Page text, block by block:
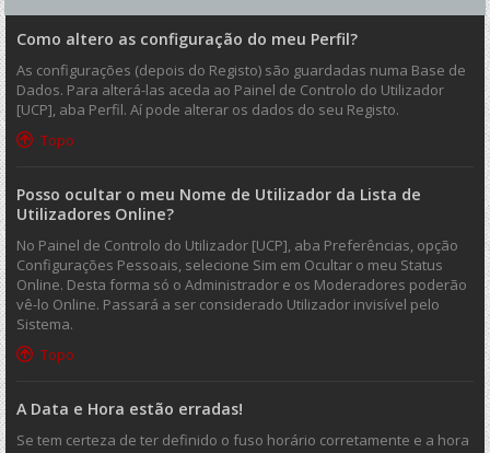
Como altero as configuração do meu Perfil?
As configurações (depois do Registo) são guardadas numa Base de
Dados. Para alterá-las aceda ao Painel de Controlo do Utilizador
[UCP], aba Perfil. Aí pode alterar os dados do seu Registo.
Topo
Posso ocultar o meu Nome de Utilizador da Lista de
Utilizadores Online?
No Painel de Controlo do Utilizador [UCP], aba Preferências, opção
Configurações Pessoais, selecione Sim em Ocultar o meu Status
Online. Desta forma só o Administrador e os Moderadores poderão
vê-lo Online. Passará a ser considerado Utilizador invisível pelo
Sistema.
Topo
A Data e Hora estão erradas!
Se tem certeza de ter definido o fuso horário corretamente e a hora